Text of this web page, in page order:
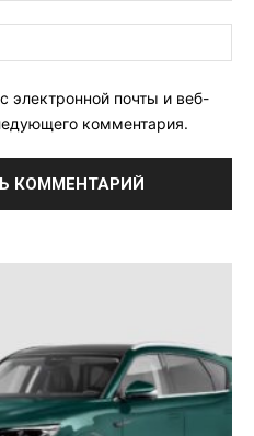
электронной почты и веб-
комментария.